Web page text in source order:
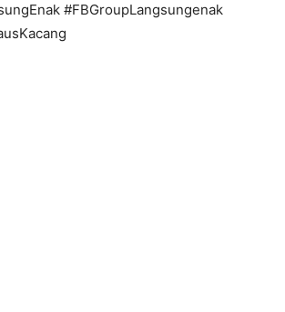
#FBGroupLangsungenak